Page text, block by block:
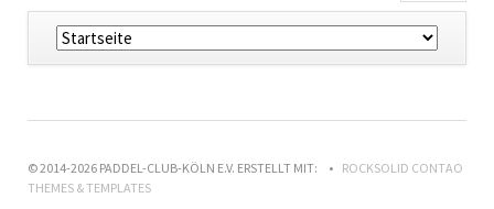
Navigation
überspringen
© 2014-2026 PADDEL-CLUB-KÖLN E.V. ERSTELLT MIT:
ROCKSOLID CONTAO
THEMES & TEMPLATES